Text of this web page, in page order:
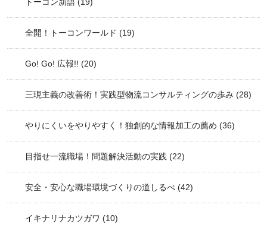
全開！トーコンワールド (19)
Go! Go! 広報!! (20)
三現主義の改善術！実践型物流コンサルティングの歩み (28)
やりにくいをやりやすく！独創的な情報加工の薦め (36)
目指せ一流職場！問題解決活動の実践 (22)
安全・安心な職場環境づくりの道しるべ (42)
イキナリナカツガワ (10)